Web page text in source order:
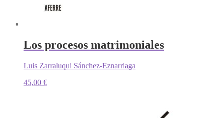
Los procesos matrimoniales
Luis Zarraluqui Sánchez-Eznarriaga
45,00 €